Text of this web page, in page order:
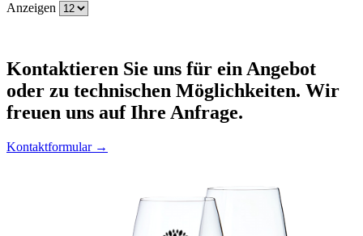
Anzeigen
Kontaktieren Sie uns für ein Angebot
oder zu technischen Möglichkeiten. Wir
freuen uns auf Ihre Anfrage.
Kontaktformular →